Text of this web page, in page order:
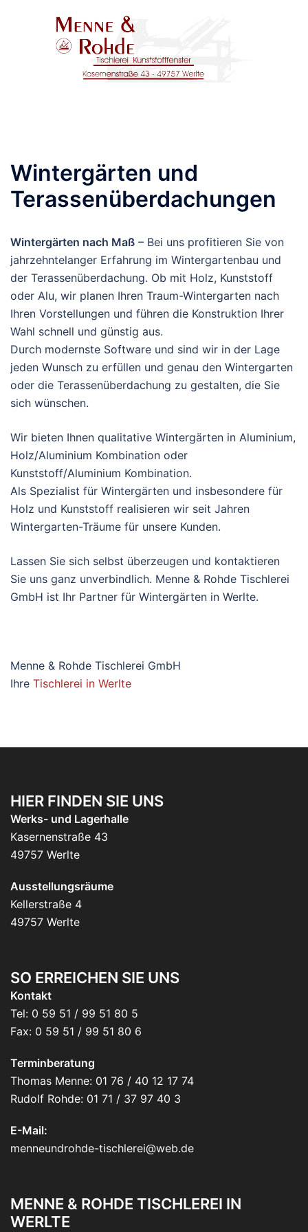
Wintergärten und
Terassenüberdachungen
Wintergärten nach Maß – Bei uns profitieren Sie von
jahrzehntelanger Erfahrung im Wintergartenbau und
der Terassenüberdachung. Ob mit Holz, Kunststoff
oder Alu, wir planen Ihren Traum-Wintergarten nach
Ihren Vorstellungen und führen die Konstruktion Ihrer
Wahl schnell und günstig aus.
Durch modernste Software und sind wir in der Lage
jeden Wunsch zu erfüllen und genau den Wintergarten
oder die Terassenüberdachung zu gestalten, die Sie
sich wünschen.
Wir bieten Ihnen qualitative Wintergärten in Aluminium,
Holz/Aluminium Kombination oder
Kunststoff/Aluminium Kombination.
Als Spezialist für Wintergärten und insbesondere für
Holz und Kunststoff realisieren wir seit Jahren
Wintergarten-Träume für unsere Kunden.
Lassen Sie sich selbst überzeugen und kontaktieren
Sie uns ganz unverbindlich. Menne & Rohde Tischlerei
GmbH ist Ihr Partner für Wintergärten in Werlte.
Menne & Rohde Tischlerei GmbH
Ihre Tischlerei in Werlte
HIER FINDEN SIE UNS
Werks- und Lagerhalle
Kasernenstraße 43
49757 Werlte
Ausstellungsräume
Kellerstraße 4
49757 Werlte
SO ERREICHEN SIE UNS
Kontakt
Tel: 0 59 51 / 99 51 80 5
Fax: 0 59 51 / 99 51 80 6
Terminberatung
Thomas Menne: 01 76 / 40 12 17 74
Rudolf Rohde: 01 71 / 37 97 40 3
E-Mail:
menneundrohde-tischlerei@web.de
MENNE & ROHDE TISCHLEREI IN
WERLTE